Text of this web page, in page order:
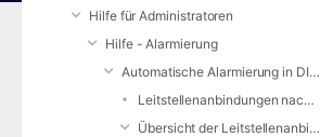
Hilfe für Administratoren
Hilfe - Alarmierung
Automatische Alarmierung in DIVERA 24/7
Leitstellenanbindungen nach Bundesland
Übersicht der Leitstellenanbindungen